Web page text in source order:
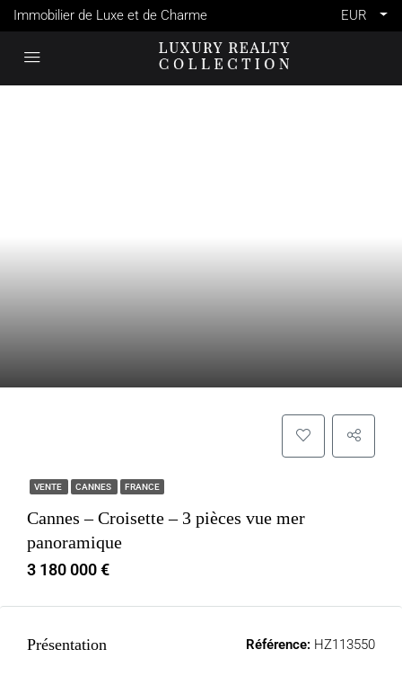
Immobilier de Luxe et de Charme EUR
VENTE CANNES FRANCE
Cannes – Croisette – 3 pièces vue mer
panoramique
3 180 000 €
Présentation Référence: HZ113550